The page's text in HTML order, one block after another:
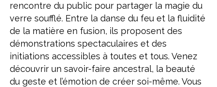
rencontre du public pour partager la magie du
verre soufflé. Entre la danse du feu et la fluidité
de la matière en fusion, ils proposent des
démonstrations spectaculaires et des
initiations accessibles à toutes et tous. Venez
découvrir un savoir-faire ancestral, la beauté
du geste et l’émotion de créer soi-même. Vous